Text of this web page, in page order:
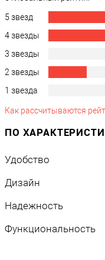
5 звезд
4 звезды
3 звезды
2 звезды
1 звезда
Как рассчитываются
ПО
Удобство
Дизайн
Надежность
Функциональность